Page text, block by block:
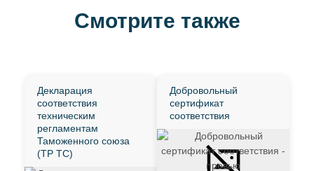
Смотрите также
Декларация
соответствия
техническим
регламентам
Таможенного союза
(ТР ТС)
Добровольный
сертификат
соответствия